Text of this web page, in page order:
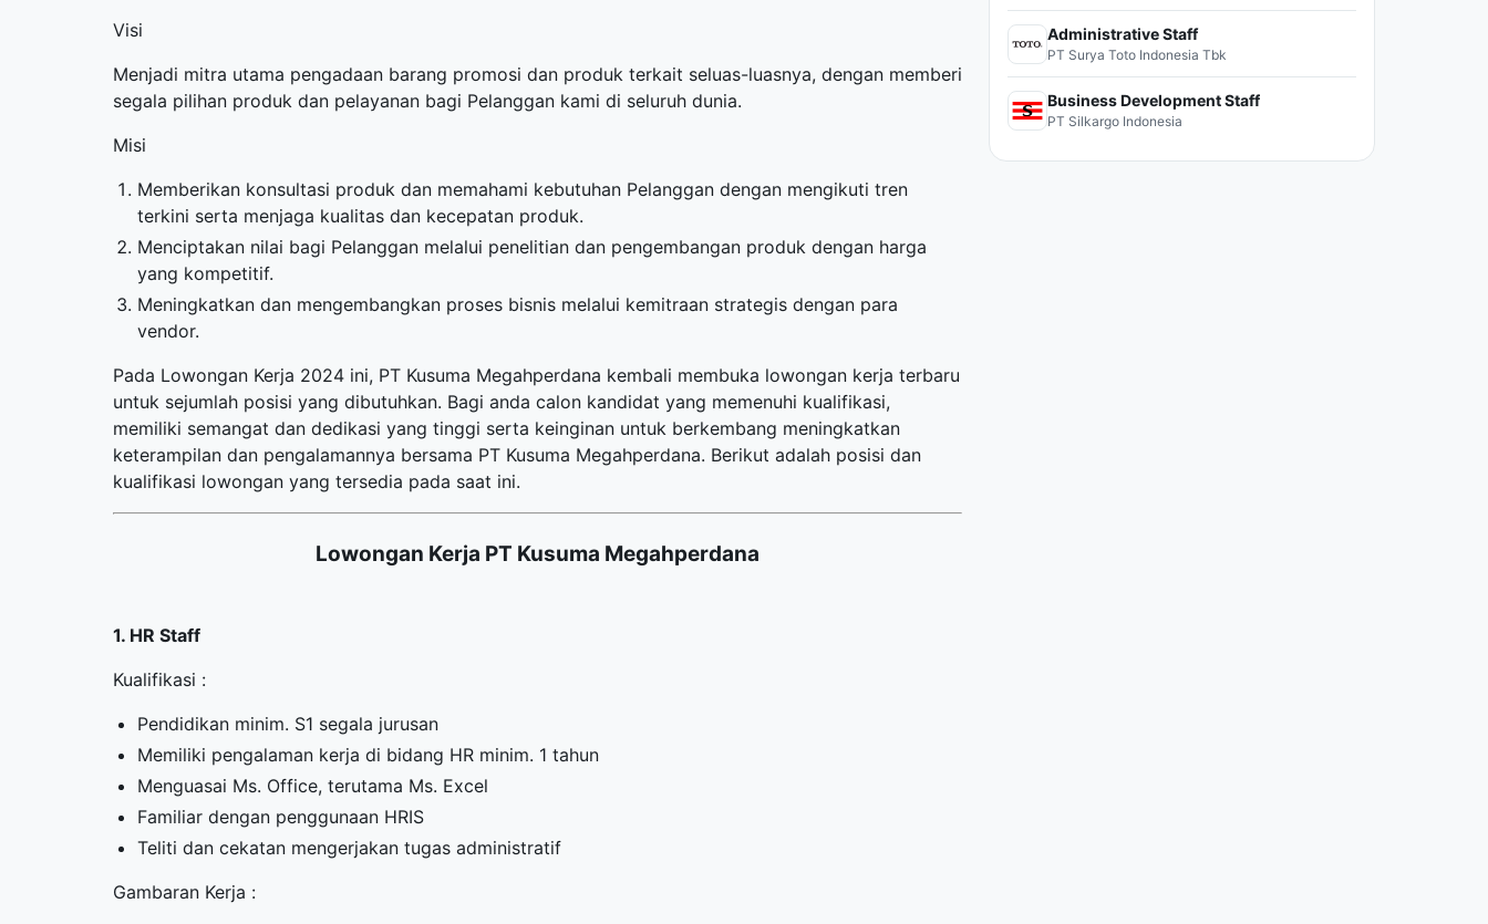
Visi
Menjadi mitra utama pengadaan barang promosi dan produk terkait seluas-luasnya, dengan memberi
segala pilihan produk dan pelayanan bagi Pelanggan kami di seluruh dunia.
Misi
Memberikan konsultasi produk dan memahami kebutuhan Pelanggan dengan mengikuti tren
terkini serta menjaga kualitas dan kecepatan produk.
Menciptakan nilai bagi Pelanggan melalui penelitian dan pengembangan produk dengan harga
yang kompetitif.
Meningkatkan dan mengembangkan proses bisnis melalui kemitraan strategis dengan para
vendor.
Pada Lowongan Kerja 2024 ini, PT Kusuma Megahperdana kembali membuka lowongan kerja terbaru
untuk sejumlah posisi yang dibutuhkan. Bagi anda calon kandidat yang memenuhi kualifikasi,
memiliki semangat dan dedikasi yang tinggi serta keinginan untuk berkembang meningkatkan
keterampilan dan pengalamannya bersama PT Kusuma Megahperdana. Berikut adalah posisi dan
kualifikasi lowongan yang tersedia pada saat ini.
Lowongan Kerja PT Kusuma Megahperdana
1. HR Staff
Kualifikasi :
Pendidikan minim. S1 segala jurusan
Memiliki pengalaman kerja di bidang HR minim. 1 tahun
Menguasai Ms. Office, terutama Ms. Excel
Familiar dengan penggunaan HRIS
Teliti dan cekatan mengerjakan tugas administratif
Gambaran Kerja :
Administrative Staff
PT Surya Toto Indonesia Tbk
Business Development Staff
PT Silkargo Indonesia